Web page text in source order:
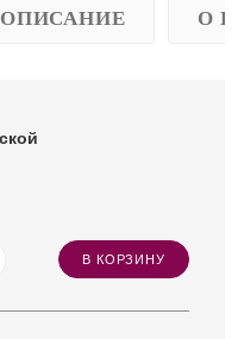
ОПИСАНИЕ О
В КОРЗИНУ